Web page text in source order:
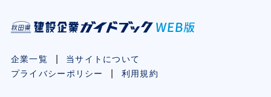
企業一覧
当サイトについて
プライバシーポリシー
利用規約